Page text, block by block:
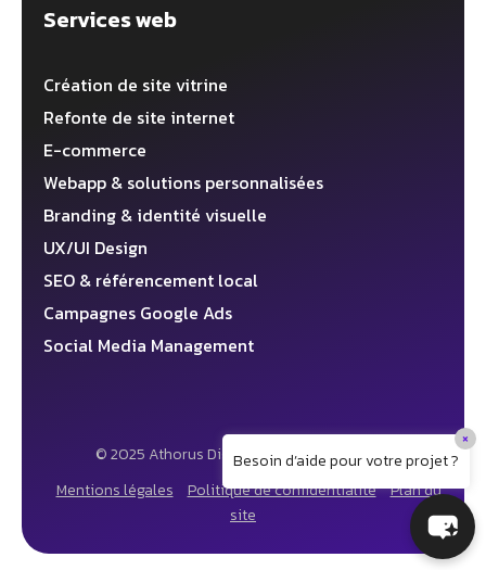
Services web
Création de site vitrine
Refonte de site internet
E-commerce
Webapp & solutions personnalisées
Branding & identité visuelle
UX/UI Design
SEO & référencement local
Campagnes Google Ads
Social Media Management
© 2025 Athorus Digital ✦ Agence web 360°
Mentions légales
Politique de confidentialité
Plan du
site
Besoin d’aide pour votre projet ?
×